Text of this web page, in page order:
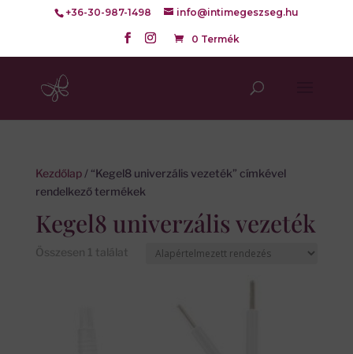
+36-30-987-1498 info@intimegeszseg.hu
0 Termék
Kezdőlap/ “Kegel8 univerzális vezeték” címkével
rendelkező termékek
Kegel8 univerzális vezeték
Összesen 1 találat